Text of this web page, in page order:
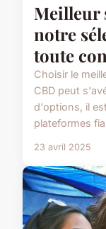
Meilleur
notre
toute
Choisir le
CBD peut
d'options, il
plateformes
23 avril 2025